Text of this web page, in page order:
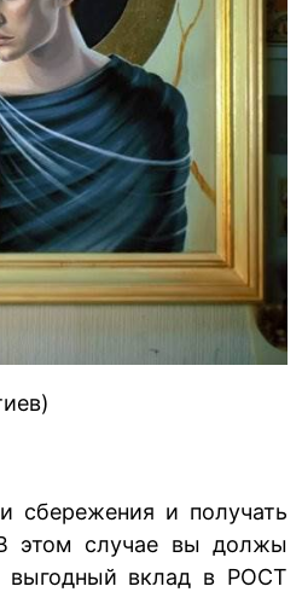
сбережения и получать
этом случае вы должы
выгодный вклад в РОСТ